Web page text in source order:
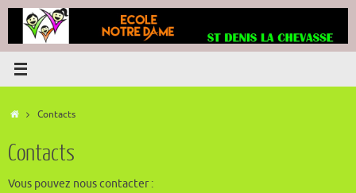
Passer
contenu
Accueil
Contacts
Contacts
Vous pouvez nous contacter :